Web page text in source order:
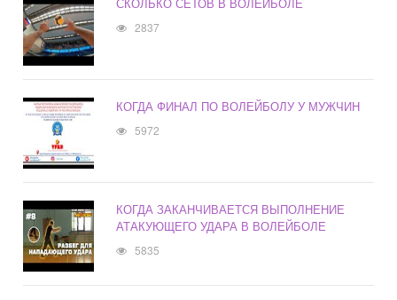
СКОЛЬКО СЕТОВ В ВОЛЕЙБОЛЕ
2837
КОГДА ФИНАЛ ПО ВОЛЕЙБОЛУ У МУЖЧИН
5972
КОГДА ЗАКАНЧИВАЕТСЯ ВЫПОЛНЕНИЕ
АТАКУЮЩЕГО УДАРА В ВОЛЕЙБОЛЕ
5835